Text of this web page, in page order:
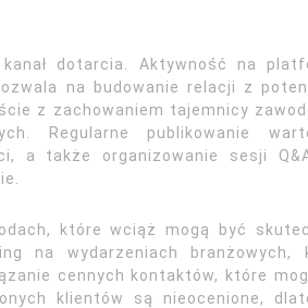
dotarcia. Aktywność na
na budowanie relacji z
z zachowaniem tajemnicy
Regularne publikowanie
a także organizowanie sesji
które wciąż mogą być
na wydarzeniach branżowych,
cennych kontaktów, które
klientów są nieocenione,